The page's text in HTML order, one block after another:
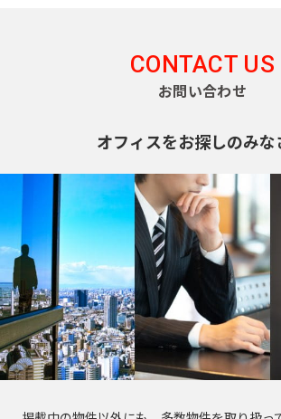
CONTACT US
お問い合わせ
オフィスをお探しのみな